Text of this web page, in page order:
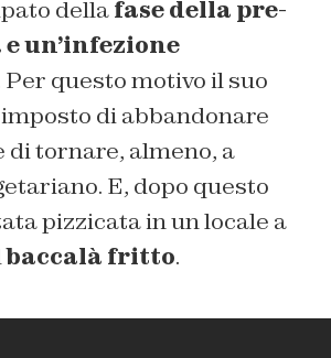
dellafase della pre-
un’infezione
Per questo motivo il suo
di abbandonare
di tornare, almeno, a
E, dopo questo
pizzicata in un locale a
baccalà fritto.